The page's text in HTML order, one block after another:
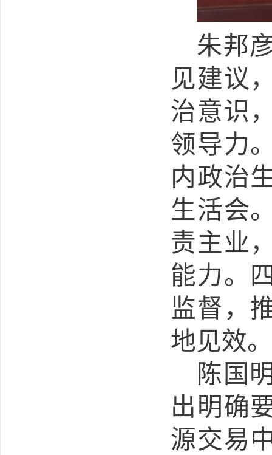
朱邦
见建议
治意识
领导力
内政治
生活会
责主业
能力。
监督，
地见效。
陈国
出明确
源交易